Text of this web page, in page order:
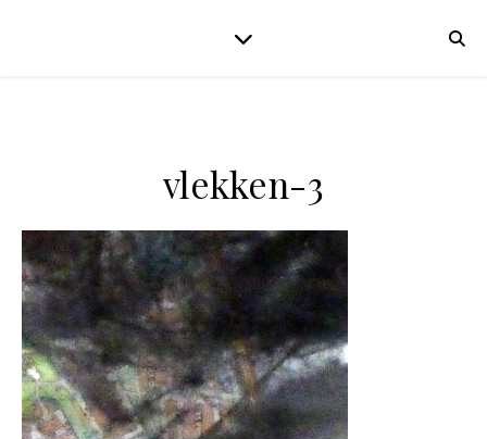
vlekken-3